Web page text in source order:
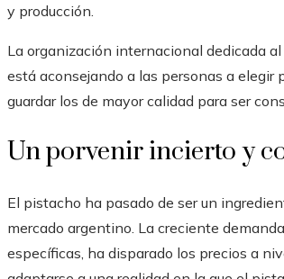
y producción.
La organización internacional dedicada
está aconsejando a las personas a elegir
guardar los de mayor calidad para ser
Un porvenir incierto y
El pistacho ha pasado de ser un
mercado argentino. La creciente
específicas, ha disparado los precios a